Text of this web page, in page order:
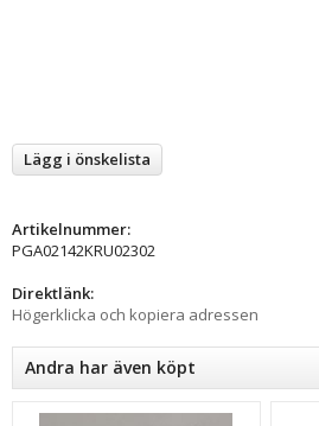
Lägg i önskelista
Artikelnummer:
PGA02142KRU02302
Direktlänk:
Högerklicka och kopiera adressen
Andra har även köpt